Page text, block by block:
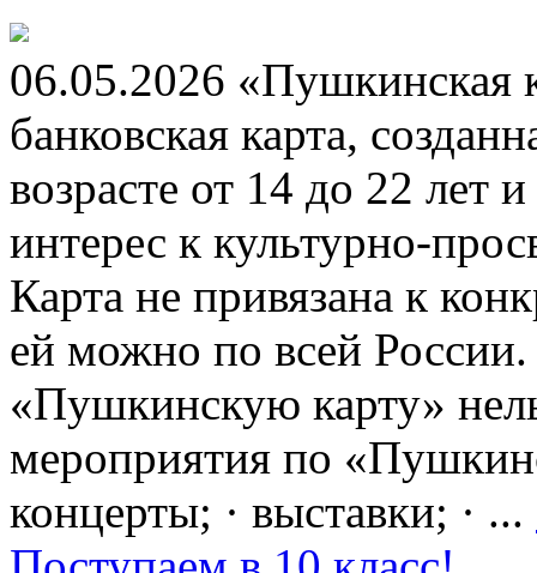
06.05.2026 «Пушкинская
банковская карта,
возрасте от 14 до 22 лет
интерес к культурно-
Карта не привязана к
ей можно по всей
«Пушкинскую карту»
мероприятия по
концерты; · выставки; · ...